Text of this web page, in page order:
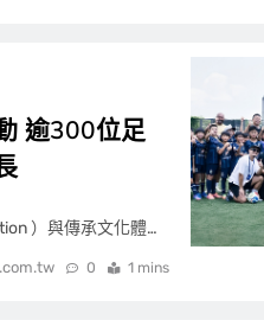
逾300位足
）與傳承文化體…
0 1 mins